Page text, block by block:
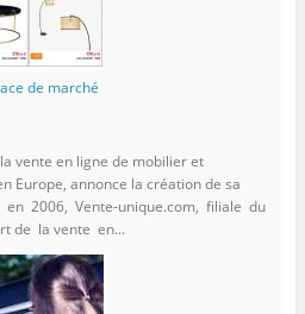
de marché
vente en ligne de mobilier et
Europe, annonce la création de sa
en 2006, Vente-unique.com, filiale du
de la vente en...